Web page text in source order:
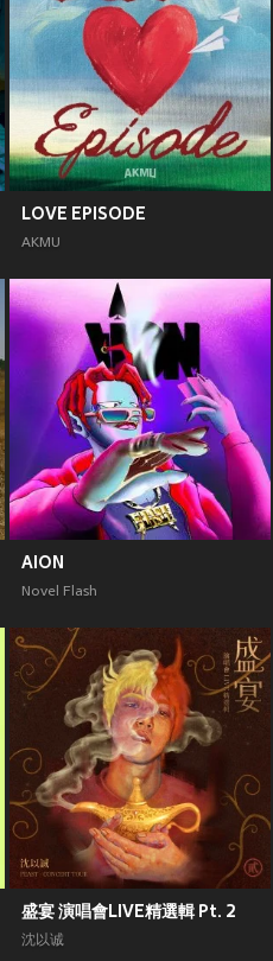
LOVE EPISODE
AKMU
AION
Novel Flash
盛宴 演唱會LIVE精選輯 Pt. 2
沈以诚